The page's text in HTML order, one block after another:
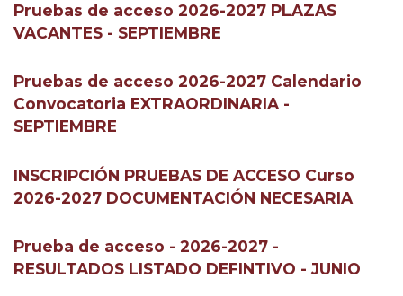
Pruebas de acceso 2026-2027 PLAZAS
VACANTES - SEPTIEMBRE
Pruebas de acceso 2026-2027 Calendario
Convocatoria EXTRAORDINARIA -
SEPTIEMBRE
INSCRIPCIÓN PRUEBAS DE ACCESO Curso
2026-2027 DOCUMENTACIÓN NECESARIA
Prueba de acceso - 2026-2027 -
RESULTADOS LISTADO DEFINTIVO - JUNIO